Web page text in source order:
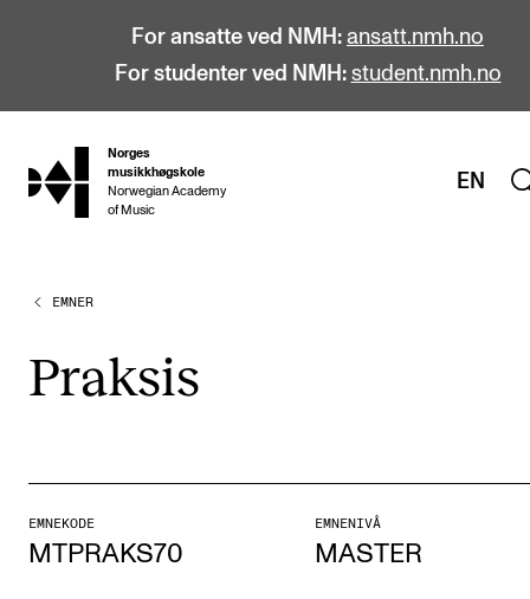
For ansatte ved NMH: ansatt.nmh.no
For studenter ved NMH: student.nmh.no
hjem
Norges
musikkhøgskole
Norwegian Academy
of Music
EN
STUDIER
Bachelor
Doktorgrad
Årsstudium og videreutdanning
Etterutdanning og kurs
EMNER
Prak­sis
EMNEKODE
MTPRAKS70
EMNENIVÅ
MASTER